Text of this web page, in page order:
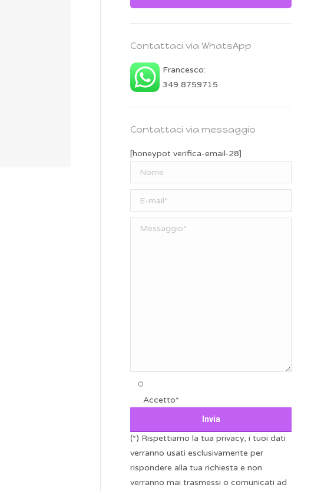
Contattaci via WhatsApp
Francesco:
349 8759715
Contattaci via messaggio
[honeypot verifica-email-28]
Accetto*
(*) Rispettiamo la tua privacy, i tuoi dati
verranno usati esclusivamente per
rispondere alla tua richiesta e non
verranno mai trasmessi o comunicati ad